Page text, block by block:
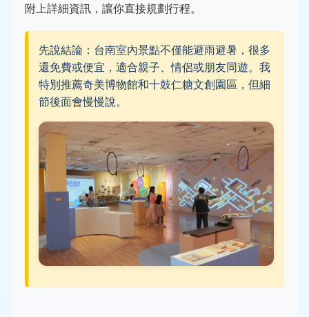
附上詳細資訊，讓你直接規劃行程。
先說結論：台南室內景點不僅能避雨避暑，很多
還免費或便宜，適合親子、情侶或朋友同遊。我
特別推薦奇美博物館和十鼓仁糖文創園區，但細
節後面會慢慢說。